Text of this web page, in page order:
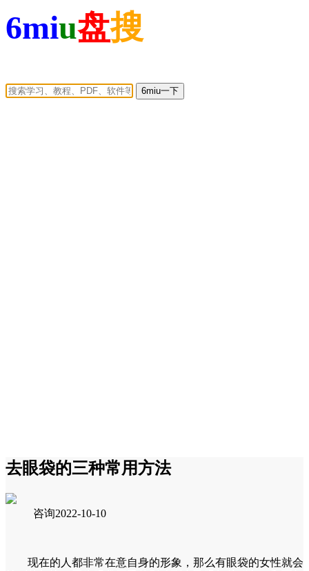
6miu盘搜
6miu一下
去眼袋的三种常用方法
咨询2022-10-10
现在的人都非常在意自身的形象，那么有眼袋的女性就会